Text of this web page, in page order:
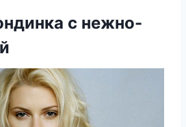
с нежно-